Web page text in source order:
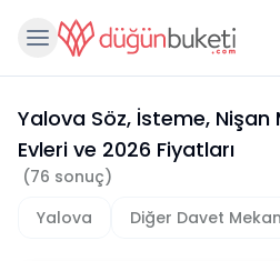
Yalova Söz, İsteme, Nişan
Evleri ve 2026 Fiyatları
(76 sonuç)
Yalova
Diğer Davet